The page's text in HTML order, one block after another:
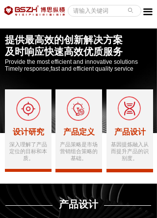
끀
ABOUT/关于
CASE/案例
SERVICE/服务
CONTACT/联系
ꄙ
产品设计
提供最高效的创新解决方案
及时响应快速高效优质服务
Provide the most efficient and innovative solutions
Timely response,fast and efficient quality service
设计研究
深入理解了产品
定位的目标和本
质。
产品定义
产品策略是市场
营销组合策略的
基础。
产品设计
基因提炼融入从
而提升产品的识
别度。